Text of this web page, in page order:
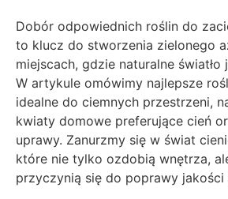
Dobór odpowiednich roślin do
to klucz do stworzenia zielonego
miejscach, gdzie naturalne światło
W artykule omówimy najlepsze
idealne do ciemnych przestrzeni,
kwiaty domowe preferujące cień
uprawy. Zanurzmy się w świat
które nie tylko ozdobią wnętrza,
przyczynią się do poprawy jakości